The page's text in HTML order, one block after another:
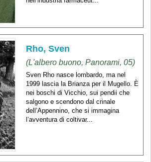
Rho, Sven
(L'albero buono, Panorami, 05)
Sven Rho nasce lombardo, ma nel
1999 lascia la Brianza per il Mugello. È
nei boschi di Vicchio, sui pendii che
salgono e scendono dal crinale
dell’Appennino, che si immagina
l’avventura di coltivar...